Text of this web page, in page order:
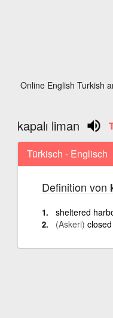
Online English Turkish
kapalı liman
Türkisch - Englisch
Definition von
sheltered
(Askeri)